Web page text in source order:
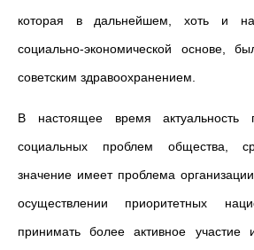
которая в дальнейшем, хоть и
социально-экономической основе,
советским здравоохранением.
В настоящее время актуальность
социальных проблем общества,
значение имеет проблема
осуществлении приоритетных
принимать более активное участие